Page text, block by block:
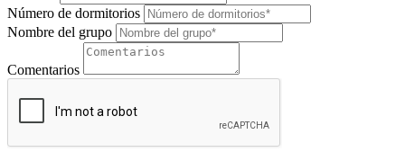
Número de dormitorios
Nombre del grupo
Comentarios